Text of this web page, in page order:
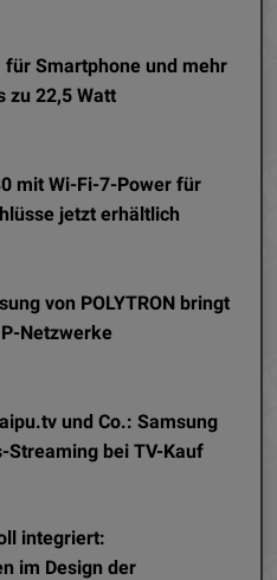
Smartphone und mehr
zu 22,5 Watt
mit Wi-Fi-7-Power für
jetzt erhältlich
von POLYTRON bringt
Netzwerke
und Co.: Samsung
Streaming bei TV-Kauf
integriert:
im Design der